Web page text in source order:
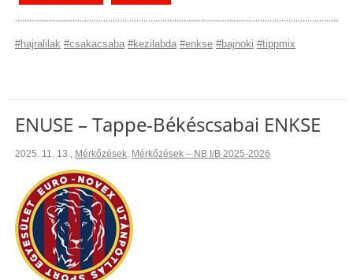
#hajralilak #csakacsaba #kezilabda #enkse #bajnoki #tippmix
ENUSE – Tappe-Békéscsabai ENKSE
2025. 11. 13., Mérkőzések, Mérkőzések – NB I/B 2025-2026